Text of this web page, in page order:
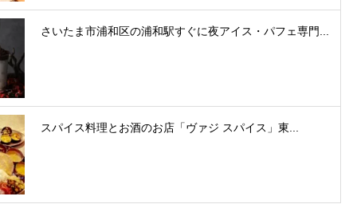
さいたま市浦和区の浦和駅すぐに夜アイス・パフェ専門...
スパイス料理とお酒のお店「ヴァジ スパイス」東...